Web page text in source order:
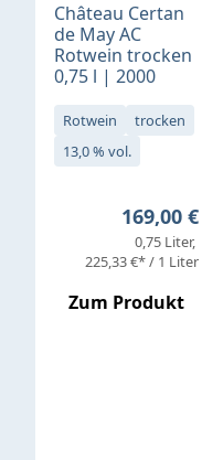
Château Certan
de May AC
Rotwein trocken
0,75 l | 2000
Rotwein
trocken
13,0 % vol.
Regulärer
169,00 €
0,75 Liter
225,33 €* / 1 Liter
Zum Produkt